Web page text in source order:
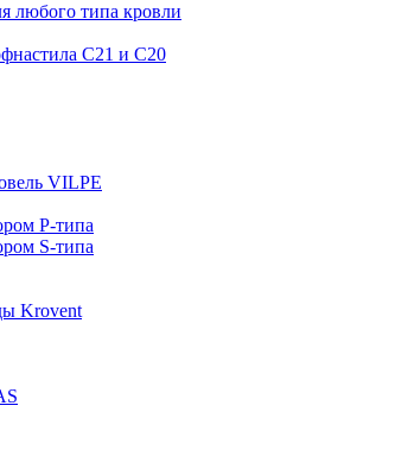
любого типа кровли
C21 и С20
VILPE
P-типа
S-типа
Krovent